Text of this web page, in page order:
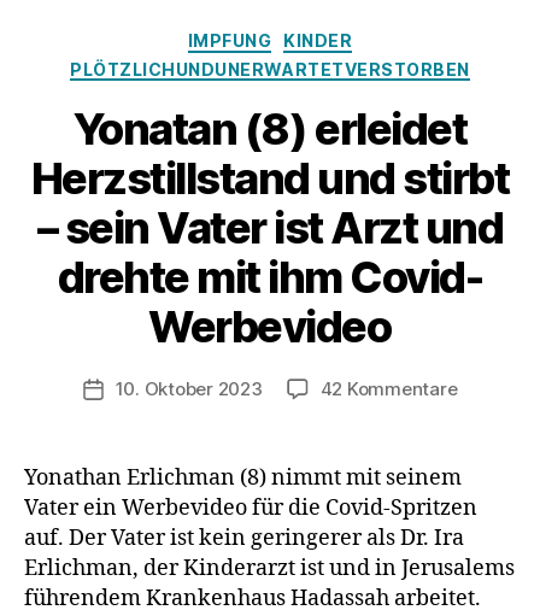
Kategorien
IMPFUNG
KINDER
PLÖTZLICHUNDUNERWARTETVERSTORBEN
Yonatan (8) erleidet
Herzstillstand und stirbt
– sein Vater ist Arzt und
drehte mit ihm Covid-
Werbevideo
Veröffentlichungsdatum
10. Oktober 2023 42 Kommentarezu
erleidet
und
stirbt
–
sein
Yonathan Erlichman (8) nimmt mit seinem
Vater ein Werbevideo für die Covid-Spritzen
auf. Der Vater ist kein geringerer als Dr. Ira
Erlichman, der Kinderarzt ist und in Jerusalems
führendem Krankenhaus Hadassah arbeitet.